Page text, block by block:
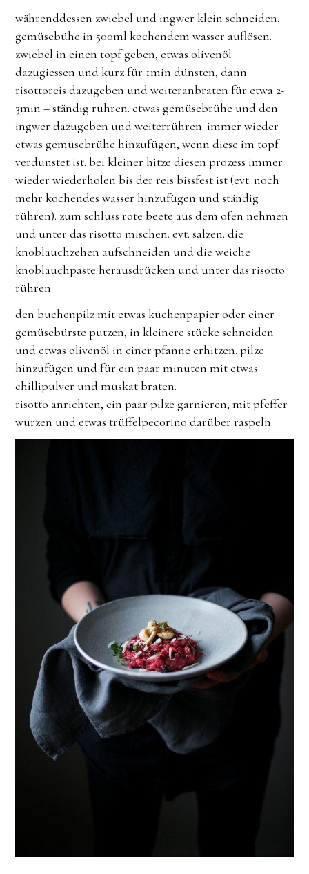
währenddessen zwiebel und ingwer klein schneiden.
gemüsebühe in 500ml kochendem wasser auflösen.
zwiebel in einen topf geben, etwas olivenöl
dazugiessen und kurz für 1min dünsten, dann
risottoreis dazugeben und weiteranbraten für etwa 2-
3min – ständig rühren. etwas gemüsebrühe und den
ingwer dazugeben und weiterrühren. immer wieder
etwas gemüsebrühe hinzufügen, wenn diese im topf
verdunstet ist. bei kleiner hitze diesen prozess immer
wieder wiederholen bis der reis bissfest ist (evt. noch
mehr kochendes wasser hinzufügen und ständig
rühren). zum schluss rote beete aus dem ofen nehmen
und unter das risotto mischen. evt. salzen. die
knoblauchzehen aufschneiden und die weiche
knoblauchpaste herausdrücken und unter das risotto
rühren.
den buchenpilz mit etwas küchenpapier oder einer
gemüsebürste putzen, in kleinere stücke schneiden
und etwas olivenöl in einer pfanne erhitzen. pilze
hinzufügen und für ein paar minuten mit etwas
chillipulver und muskat braten.
risotto anrichten, ein paar pilze garnieren, mit pfeffer
würzen und etwas trüffelpecorino darüber raspeln.